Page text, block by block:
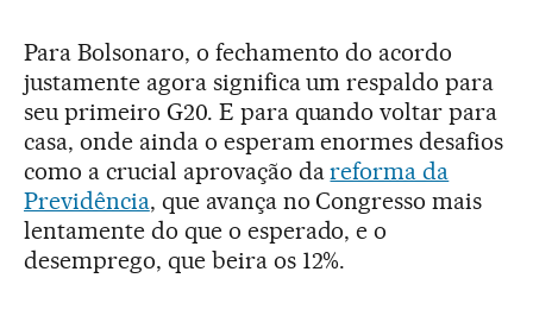
Para Bolsonaro, o fechamento do acordo
justamente agora significa um respaldo para
seu primeiro G20. E para quando voltar para
casa, onde ainda o esperam enormes desafios
como a crucial aprovação dareforma da
Previdência, que avança no Congresso mais
lentamente do que o esperado, e o
desemprego, que beira os 12%.